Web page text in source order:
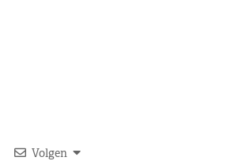
Volgen